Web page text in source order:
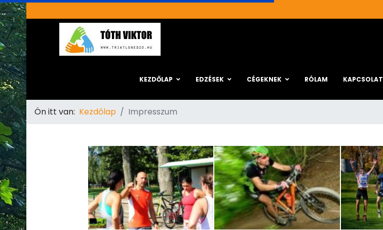
KEZDŐLAP EDZÉSEK CÉGEKNEK RÓLAM KAPCSOLAT
Ön itt van: Kezdőlap Impresszum